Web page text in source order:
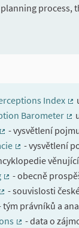
planning process,
Index
Barometer
(External link)
- vysvětlení
(External link)
- vysvětlení
link)
(External link)
- obecně
(External link)
- souvislosti
link)
tým právníků a
- data o